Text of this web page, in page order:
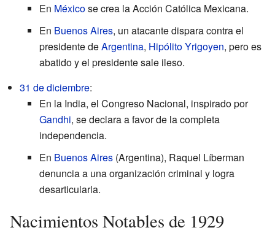
En Méxicose crea la Acción Católica Mexicana.
En Buenos Aires, un atacante dispara contra el
presidente deArgentina, Hipólito Yrigoyen, pero es
abatido y el presidente sale ileso.
31 de diciembre:
En la India, el Congreso Nacional, inspirado por
Gandhi, se declara a favor de la completa
independencia.
En Buenos Aires (Argentina), Raquel Líberman
denuncia a una organización criminal y logra
desarticularla.
Nacimientos Notables de 1929